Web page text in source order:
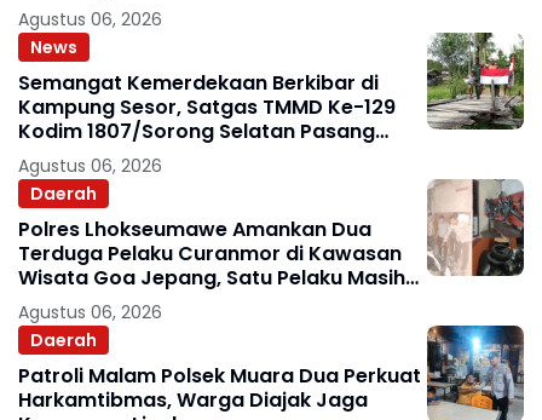
Agustus 06, 2026
News
Semangat Kemerdekaan Berkibar di
Kampung Sesor, Satgas TMMD Ke-129
Kodim 1807/Sorong Selatan Pasang
Bendera Merah Putih
Agustus 06, 2026
Daerah
Polres Lhokseumawe Amankan Dua
Terduga Pelaku Curanmor di Kawasan
Wisata Goa Jepang, Satu Pelaku Masih
Diburu
Agustus 06, 2026
Daerah
Patroli Malam Polsek Muara Dua Perkuat
Harkamtibmas, Warga Diajak Jaga